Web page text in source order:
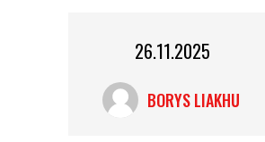
26.11.2025
BORYS LIAKHU